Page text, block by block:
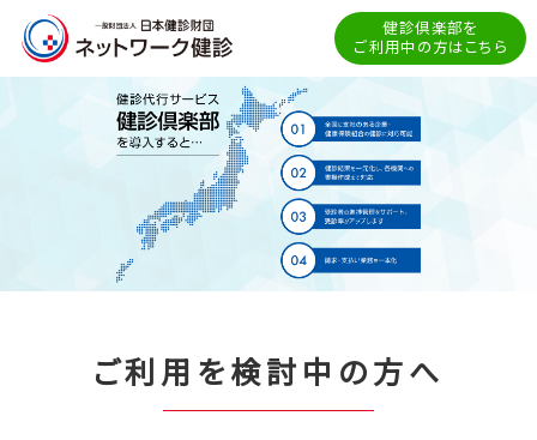
健診倶楽部を
ご利用中の方はこちら
ご利用を検討中の方へ